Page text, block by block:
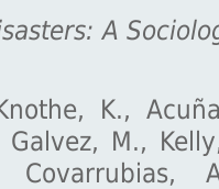
A
K.,
Galvez, M.,
Covarrubias,